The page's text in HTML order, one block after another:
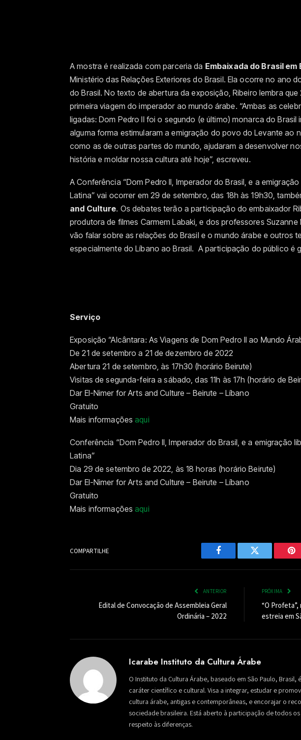
A mostra é realizada com parceria da Embaixada do Brasil em
Ministério das Relações Exteriores do Brasil. Ela ocorre no ano
do Brasil. No texto de abertura da exposição, Ribeiro lembra
primeira viagem do imperador ao mundo árabe. “Ambas as
ligadas: Dom Pedro II foi o segundo (e último) monarca do Brasil
alguma forma estimularam a emigração do povo do Levante ao
como as de outras partes do mundo, ajudaram a desenvolver
história e moldar nossa cultura até hoje”, escreveu.
A Conferência “Dom Pedro II, Imperador do Brasil, e a
Latina” vai ocorrer em 29 de setembro, das 18h às 19h30,
and Culture. Os debates terão a participação do embaixador
produtora de filmes Carmem Labaki, e dos professores Suzanne
vão falar sobre as relações do Brasil e o mundo árabe e outros
especialmente do Líbano ao Brasil. A participação do público é
Serviço
Exposição “Alcântara: As Viagens de Dom Pedro II ao Mundo
De 21 de setembro a 21 de dezembro de 2022
Abertura 21 de setembro, às 17h30 (horário Beirute)
Visitas de segunda-feira a sábado, das 11h às 17h (horário de
Dar El-Nimer for Arts and Culture – Beirute – Líbano
Gratuito
Mais informaçõesaqui
Conferência “Dom Pedro II, Imperador do Brasil, e a emigração
Latina”
Dia 29 de setembro de 2022, às 18 horas (horário Beirute)
Dar El-Nimer for Arts and Culture – Beirute – Líbano
Gratuito
Mais informaçõesaqui
COMPARTILHE
Facebook Twitter
ANTERIOR
Edital de Convocação de Assembleia Geral
Ordinária – 2022
PRÓXIMA
“O
estreia em
Icarabe Instituto da Cultura Árabe
O Instituto da Cultura Árabe, baseado em São Paulo,
caráter científico e cultural. Visa a integrar, estudar e
cultura árabe, antigas e contemporâneas, e encorajar o
sociedade brasileira. Está aberto à participação de todos
respeito às diferenças.